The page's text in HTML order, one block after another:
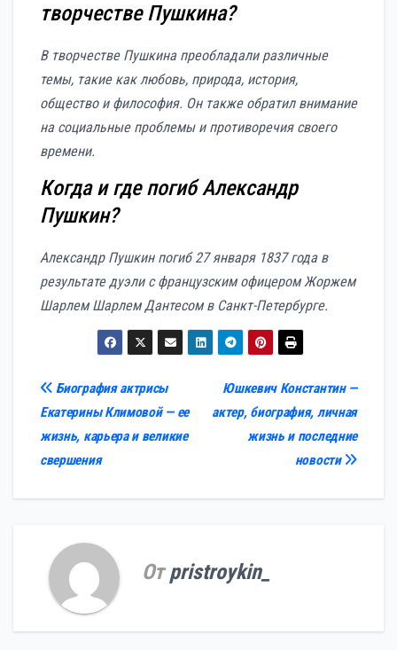
творчестве Пушкина?
В творчестве Пушкина преобладали различные
темы, такие как любовь, природа, история,
общество и философия. Он также обратил внимание
на социальные проблемы и противоречия своего
времени.
Когда и где погиб Александр
Пушкин?
Александр Пушкин погиб 27 января 1837 года в
результате дуэли с французским офицером Жоржем
Шарлем Шарлем Дантесом в Санкт-Петербурге.
Навигация
по
записям
Юшкевич Константин —
актер, биография, личная
жизнь и последние
новости
Биография актрисы
Екатерины Климовой — ее
жизнь, карьера и великие
свершения
Отpristroykin_